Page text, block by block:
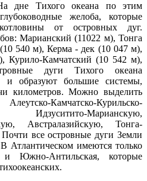
дне Тихого океана по этим
желоба, которые
от островных дуг.
Марианский (11022 м), Тонга
540 м), Керма - дек (10 047 м),
Курило-Камчатский (10 542 м),
дуги Тихого океана
и образуют большие системы,
километров. Можно выделить
Камчатско-Курильско-
Марианскую,
Австралазийскую, Тонга-
все островные дуги Земли
Атлантическом имеются только
Южно-Антильская, которые